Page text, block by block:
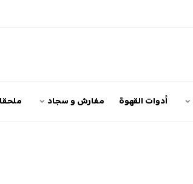
أدوات القهوة مفارش و سجاد